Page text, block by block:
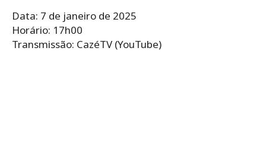
Data: 7 de janeiro de 2025
Horário: 17h00
Transmissão: CazéTV (YouTube)